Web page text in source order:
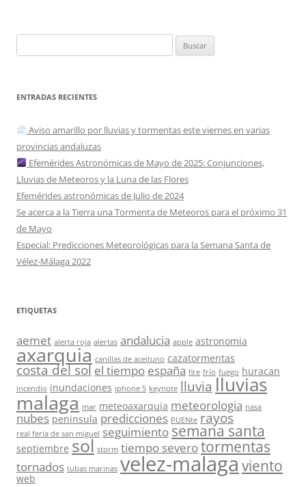
ENTRADAS RECIENTES
Aviso amarillo por lluvias y tormentas este viernes en varias
provincias andaluzas
Efemérides Astronómicas de Mayo de 2025: Conjunciones,
Lluvias de Meteoros y la Luna de las Flores
Efemérides astronómicas de Julio de 2024
Se acerca a la Tierra una Tormenta de Meteoros para el próximo 31
de Mayo
Especial: Predicciones Meteorológicas para la Semana Santa de
Vélez-Málaga 2022
ETIQUETAS
aemet alerta roja alertas andalucia apple astronomia
axarquia canillas de aceituno cazatormentas
costa del sol el tiempo españa fire frío fuego huracan
incendio inundaciones iphone 5 keynote lluvia lluvias
malaga mar meteoaxarquia meteorologia nasa
nubes peninsula predicciones PUENte rayos
real feria de san miguel seguimiento semana santa
septiembre sol storm tiempo severotormentas
tornados tubas marinas velez-malagaviento
web